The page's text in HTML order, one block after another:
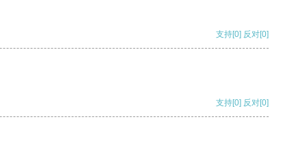
支持[0] 反对[0]
支持[0] 反对[0]